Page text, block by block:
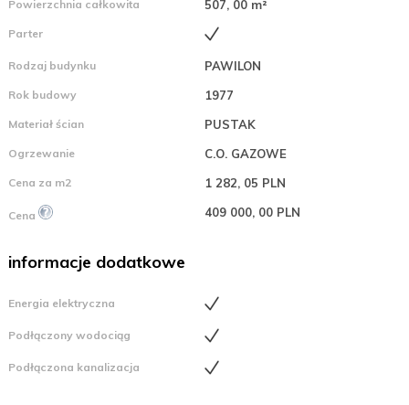
Powierzchnia całkowita 507, 00 m²
Parter
Rodzaj budynku PAWILON
Rok budowy 1977
Materiał ścian PUSTAK
Ogrzewanie C.O. GAZOWE
Cena za m2 1 282, 05 PLN
Cena 409 000, 00 PLN
informacje dodatkowe
Energia elektryczna
Podłączony wodociąg
Podłączona kanalizacja